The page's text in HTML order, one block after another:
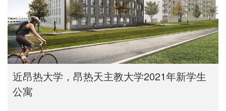
普罗旺斯地区艾克斯
雷恩
蒙彼利埃
波尔多
南特
克莱蒙
近昂热大学，昂热天主教大学2021年新学生
公寓